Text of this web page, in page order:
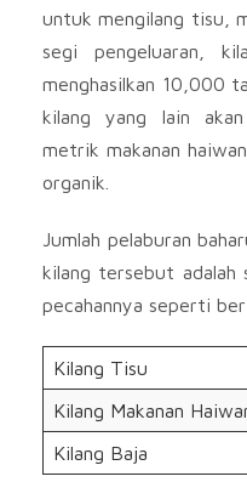
untuk mengilang tisu,
segi pengeluaran,
menghasilkan 10,000
kilang yang lain
metrik makanan
organik.
Jumlah pelaburan
kilang tersebut adalah
pecahannya seperti
Kilang Tisu
Kilang Makanan
Kilang Baja